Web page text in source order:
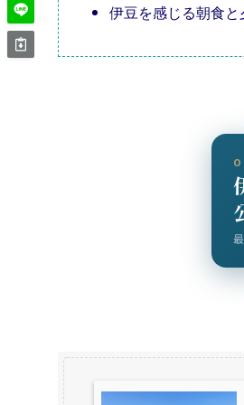
伊豆を感じる朝食